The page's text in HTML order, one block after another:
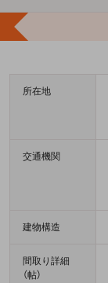
所在地
交通機関
建物構造
間取り詳細
（帖）